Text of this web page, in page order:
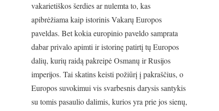
vakarietiškos šerdies ar nulemta to, kas
apibrėžiama kaip istorinis Vakarų Europos
paveldas. Bet kokia europinio paveldo samprata
dabar privalo apimti ir istorinę patirtį tų Europos
dalių, kurių raidą pakreipė Osmanų ir Rusijos
imperijos. Tai skatins keisti požiūrį į pakraščius, o
Europos suvokimui vis svarbesnis darysis santykis
su tomis pasaulio dalimis, kurios yra prie jos sienų,